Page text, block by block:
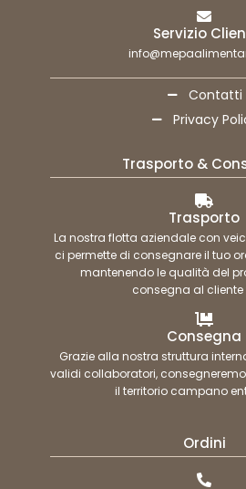
Servizio
Contatti
Privacy
Trasporto &
Trasporto
La nostra flotta aziendale con
ci permette di consegnare il tuo
mantenendo le qualità del
consegna al cliente
Consegna
Grazie alla nostra struttura
validi collaboratori,
il territorio campano
Ordini